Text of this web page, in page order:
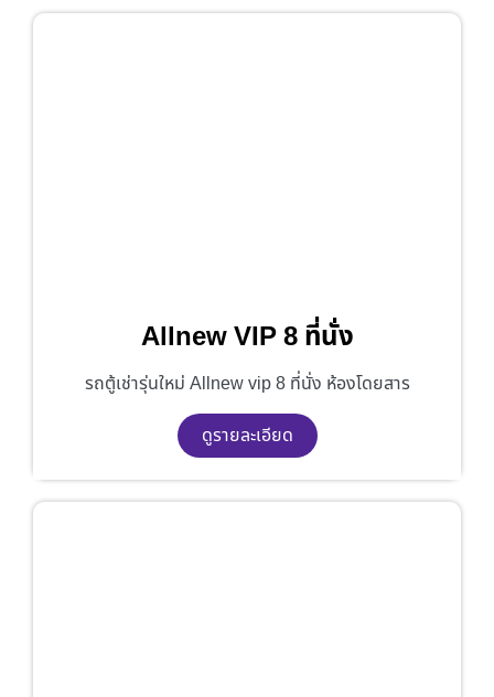
Allnew VIP 8 ที่นั่ง
รถตู้เช่ารุ่นใหม่ Allnew vip 8 ที่นั่ง ห้องโดยสาร
ดูรายละเอียด